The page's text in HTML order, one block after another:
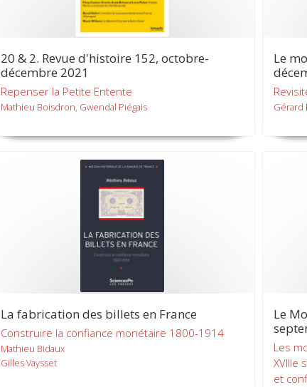
20 & 2. Revue d'histoire 152, octobre-
décembre 2021
Repenser la Petite Entente
Mathieu Boisdron, Gwendal Piégais
Le
Gérard
La fabrication des billets en France
Construire la confiance monétaire 1800-1914
Mathieu Bidaux
Gilles Vaysset
Le
Les
XVIIIe
et